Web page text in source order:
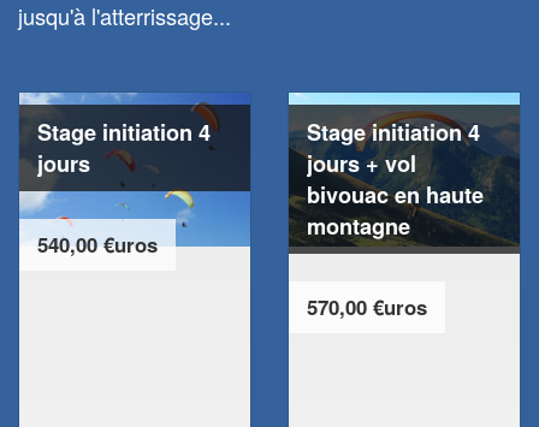
jusqu'à l'atterrissage...
Stage initiation 4
jours
540,00 €uros
Stage initiation 4
jours + vol
bivouac en haute
montagne
570,00 €uros